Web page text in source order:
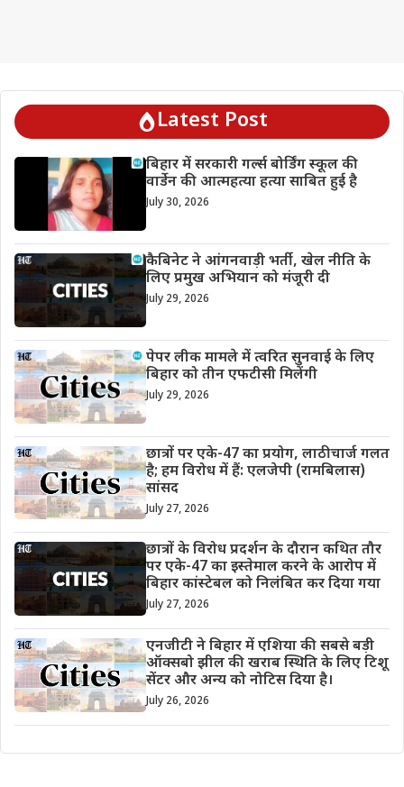
Latest Post
बिहार में सरकारी गर्ल्स बोर्डिंग स्कूल की
वार्डेन की आत्महत्या हत्या साबित हुई है
July 30, 2026
कैबिनेट ने आंगनवाड़ी भर्ती, खेल नीति के
लिए प्रमुख अभियान को मंजूरी दी
July 29, 2026
पेपर लीक मामले में त्वरित सुनवाई के लिए
बिहार को तीन एफटीसी मिलेंगी
July 29, 2026
छात्रों पर एके-47 का प्रयोग, लाठीचार्ज गलत
है; हम विरोध में हैं: एलजेपी (रामबिलास)
सांसद
July 27, 2026
छात्रों के विरोध प्रदर्शन के दौरान कथित तौर
पर एके-47 का इस्तेमाल करने के आरोप में
बिहार कांस्टेबल को निलंबित कर दिया गया
July 27, 2026
एनजीटी ने बिहार में एशिया की सबसे बड़ी
ऑक्सबो झील की खराब स्थिति के लिए टिशू
सेंटर और अन्य को नोटिस दिया है।
July 26, 2026